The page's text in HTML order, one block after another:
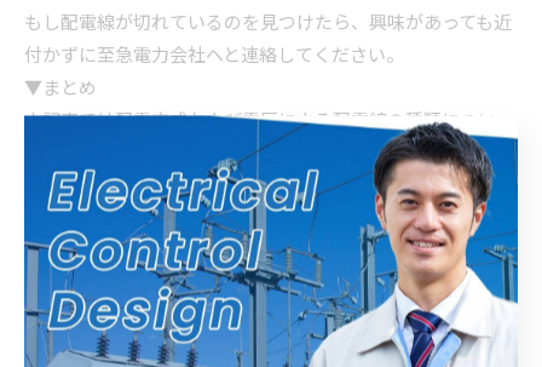
もし配電線が切れているのを見つけたら、興味があっても近
付かずに至急電力会社へと連絡してください。
▼まとめ
本記事では配電方式および電圧による配電線の種類につい
て、ご紹介させていただきました。
配電線の種類にもさまざまなものがあり、取り扱いには専門
知識が求められます。
家庭用の低圧線だとしても配電線は危険ですので、無資格で
取り扱うことはできません。
もし電気配線工事や電気設備工事の必要があるのなら、有資
格者が在籍する専門の業者に依頼してくださいね。